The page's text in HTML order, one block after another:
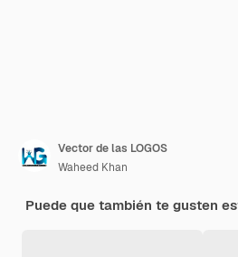
Vector de las LOGOS
Waheed Khan
Puede que también te gusten